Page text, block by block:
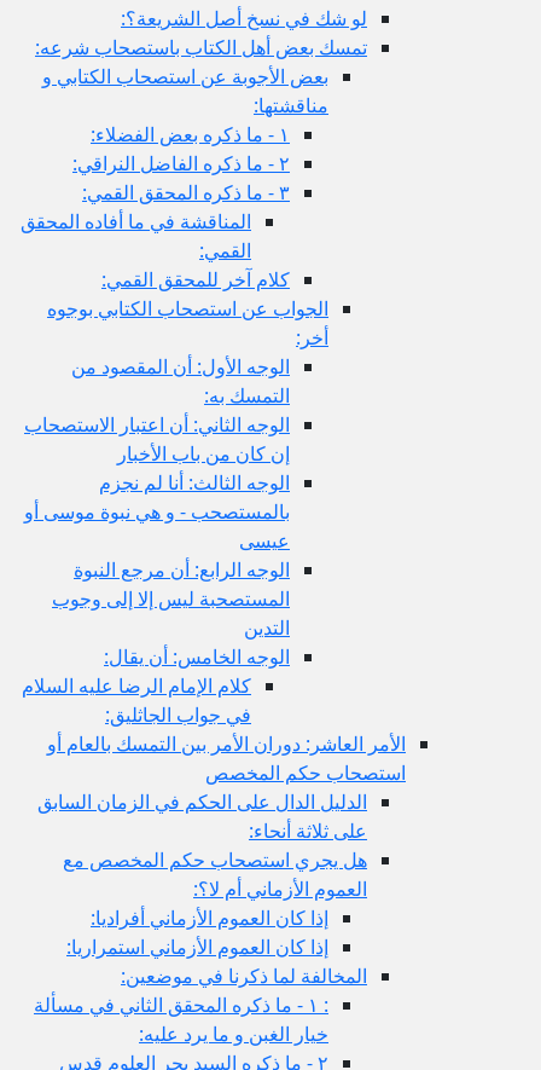
لو شك في نسخ أصل الشريعة؟:
تمسك بعض أهل الكتاب باستصحاب شرعه:
بعض الأجوبة عن استصحاب الكتابي و
مناقشتها:
١ - ما ذكره بعض الفضلاء:
٢ - ما ذكره الفاضل النراقي:
٣ - ما ذكره المحقق القمي:
المناقشة في ما أفاده المحقق
القمي:
كلام آخر للمحقق القمي:
الجواب عن استصحاب الكتابي بوجوه
أخر:
الوجه الأول: أن المقصود من
التمسك به:
الوجه الثاني: أن اعتبار الاستصحاب
إن كان من باب الأخبار
الوجه الثالث: أنا لم نجزم
بالمستصحب - و هي نبوة موسى أو
عيسى
الوجه الرابع: أن مرجع النبوة
المستصحبة ليس إلا إلى وجوب
التدين
الوجه الخامس: أن يقال:
كلام الإمام الرضا عليه السلام
في جواب الجاثليق:
الأمر العاشر: دوران الأمر بين التمسك بالعام أو
استصحاب حكم المخصص
الدليل الدال على الحكم في الزمان السابق
على ثلاثة أنحاء:
هل يجري استصحاب حكم المخصص مع
العموم الأزماني أم لا؟:
إذا كان العموم الأزماني أفراديا:
إذا كان العموم الأزماني استمراريا:
المخالفة لما ذكرنا في موضعين:
: ١ - ما ذكره المحقق الثاني في مسألة
خيار الغبن و ما يرد عليه:
٢ - ما ذكره السيد بحر العلوم قدس